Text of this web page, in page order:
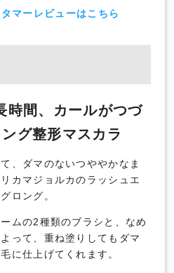
マーレビューはこちら
時間、カールがつづ
グ整形マスカラ
、ダマのないつややかなま
カマジョルカのラッシュエ
ロング。
ムの2種類のブラシと、なめ
って、重ね塗りしてもダマ
に仕上げてくれます。